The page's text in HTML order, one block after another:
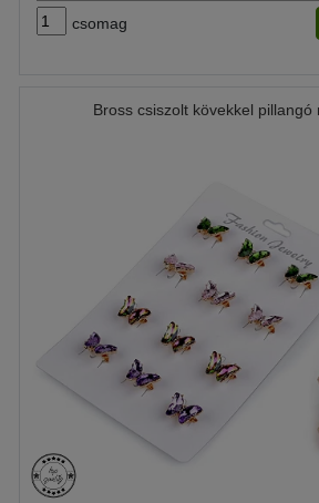
csomag
Bross csiszolt kövekkel pillangó